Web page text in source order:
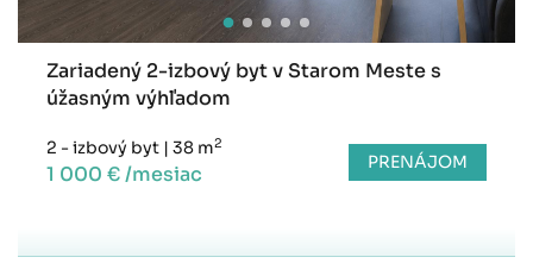
Zariadený 2-izbový byt v Starom Meste s
úžasným výhľadom
2 - izbový byt | 38 m2
1 000 € /mesiac PRENÁJOM